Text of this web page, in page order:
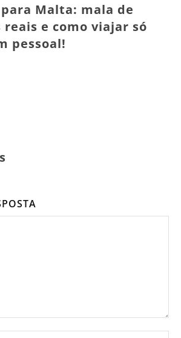
Malta: mala de
e como viajar só
pessoal!